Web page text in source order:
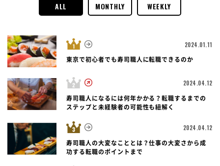
ALL MONTHLY WEEKLY
2024.01.11
東京で初心者でも寿司職人に転職できるのか
2024.04.12
寿司職人になるには何年かかる？転職するまでの
ステップと未経験者の可能性も紐解く
2024.04.12
寿司職人の大変なこととは？仕事の大変さから成
功する転職のポイントまで